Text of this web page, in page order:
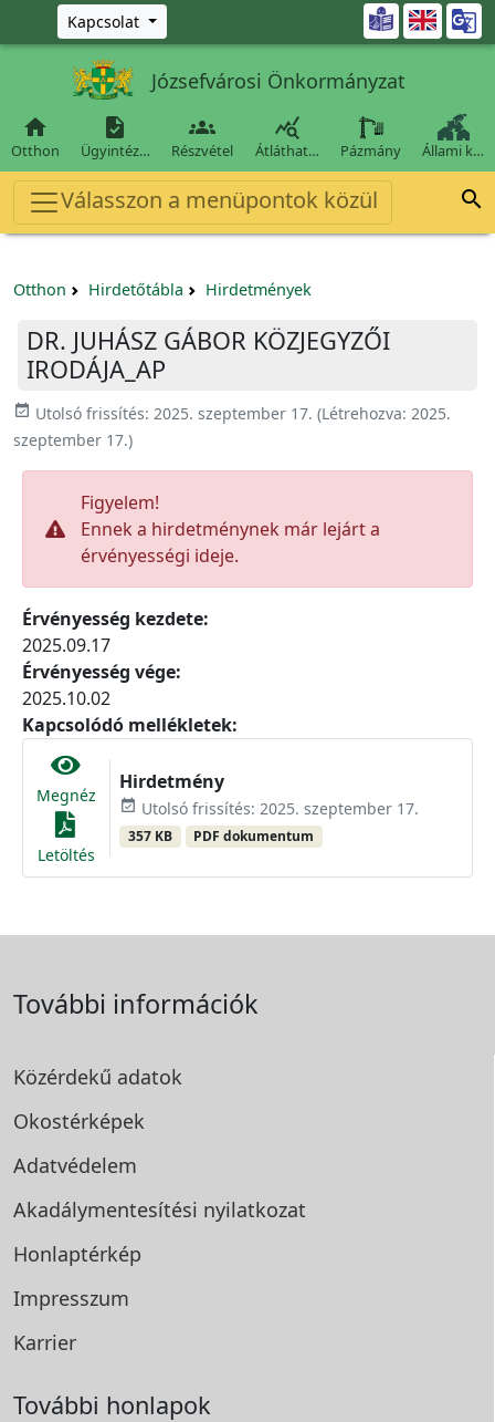
Ugrás a fő tartalomra
Kapcsolat 
Józsefvárosi Önkormányzat

Otthon

Ügyintéz…

Részvétel

Átláthat… Pázmány Állami k…
Válasszon a menüpontok közül 
Otthon Hirdetőtábla Hirdetmények
DR. JUHÁSZ GÁBOR KÖZJEGYZŐI
IRODÁJA_AP
event_available Utolsó frissítés: 2025. szeptember 17. (Létrehozva: 2025.
szeptember 17.)
Figyelem!
Ennek a hirdetménynek már lejárt a
érvényességi ideje.
Érvényesség kezdete:
2025.09.17
Érvényesség vége:
2025.10.02
Kapcsolódó mellékletek:
Megnéz
Letöltés
Hirdetmény
event_available Utolsó frissítés: 2025. szeptember 17.
357 KB PDF dokumentum
További információk
Közérdekű adatok
Okostérképek
Adatvédelem
Akadálymentesítési nyilatkozat
Honlaptérkép
Impresszum
Karrier
További honlapok